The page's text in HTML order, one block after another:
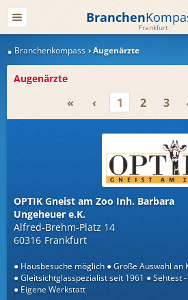
Branchen
Frankfurt
Branchenkompass Augenärzte
Augenärzte
« ‹ 1 2 3
OPTIK Gneist am Zoo Inh. Barbara
Ungeheuer e.K.
Alfred-Brehm-Platz 14
60316 Frankfurt
Hausbesuche möglich
Große Auswahl an
Gleitsichtglasspezialist seit 1961
Sehtest
Eigene Werkstatt